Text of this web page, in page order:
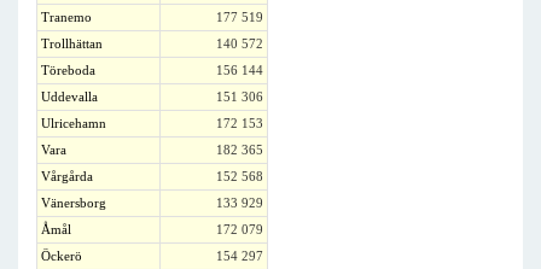
Tranemo
177 519
Trollhättan
140 572
Töreboda
156 144
Uddevalla
151 306
Ulricehamn
172 153
Vara
182 365
Vårgårda
152 568
Vänersborg
133 929
Åmål
172 079
Öckerö
154 297